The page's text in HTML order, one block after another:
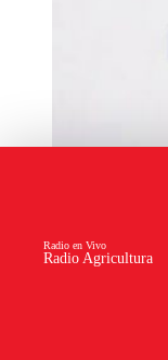
Radio Agricultura
Radio en Vivo